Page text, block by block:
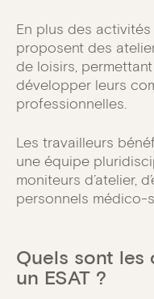
En plus des
proposent des
de loisirs,
développer leurs
professionnelles.
Les travailleurs
une équipe
moniteurs d’atelier,
personnels médico-
Quels sont
un ESAT ?